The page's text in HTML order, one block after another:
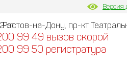
Версия
эт.
Ростов-на-Дону, пр-кт
99 49 вызов скорой
99 50 регистратура